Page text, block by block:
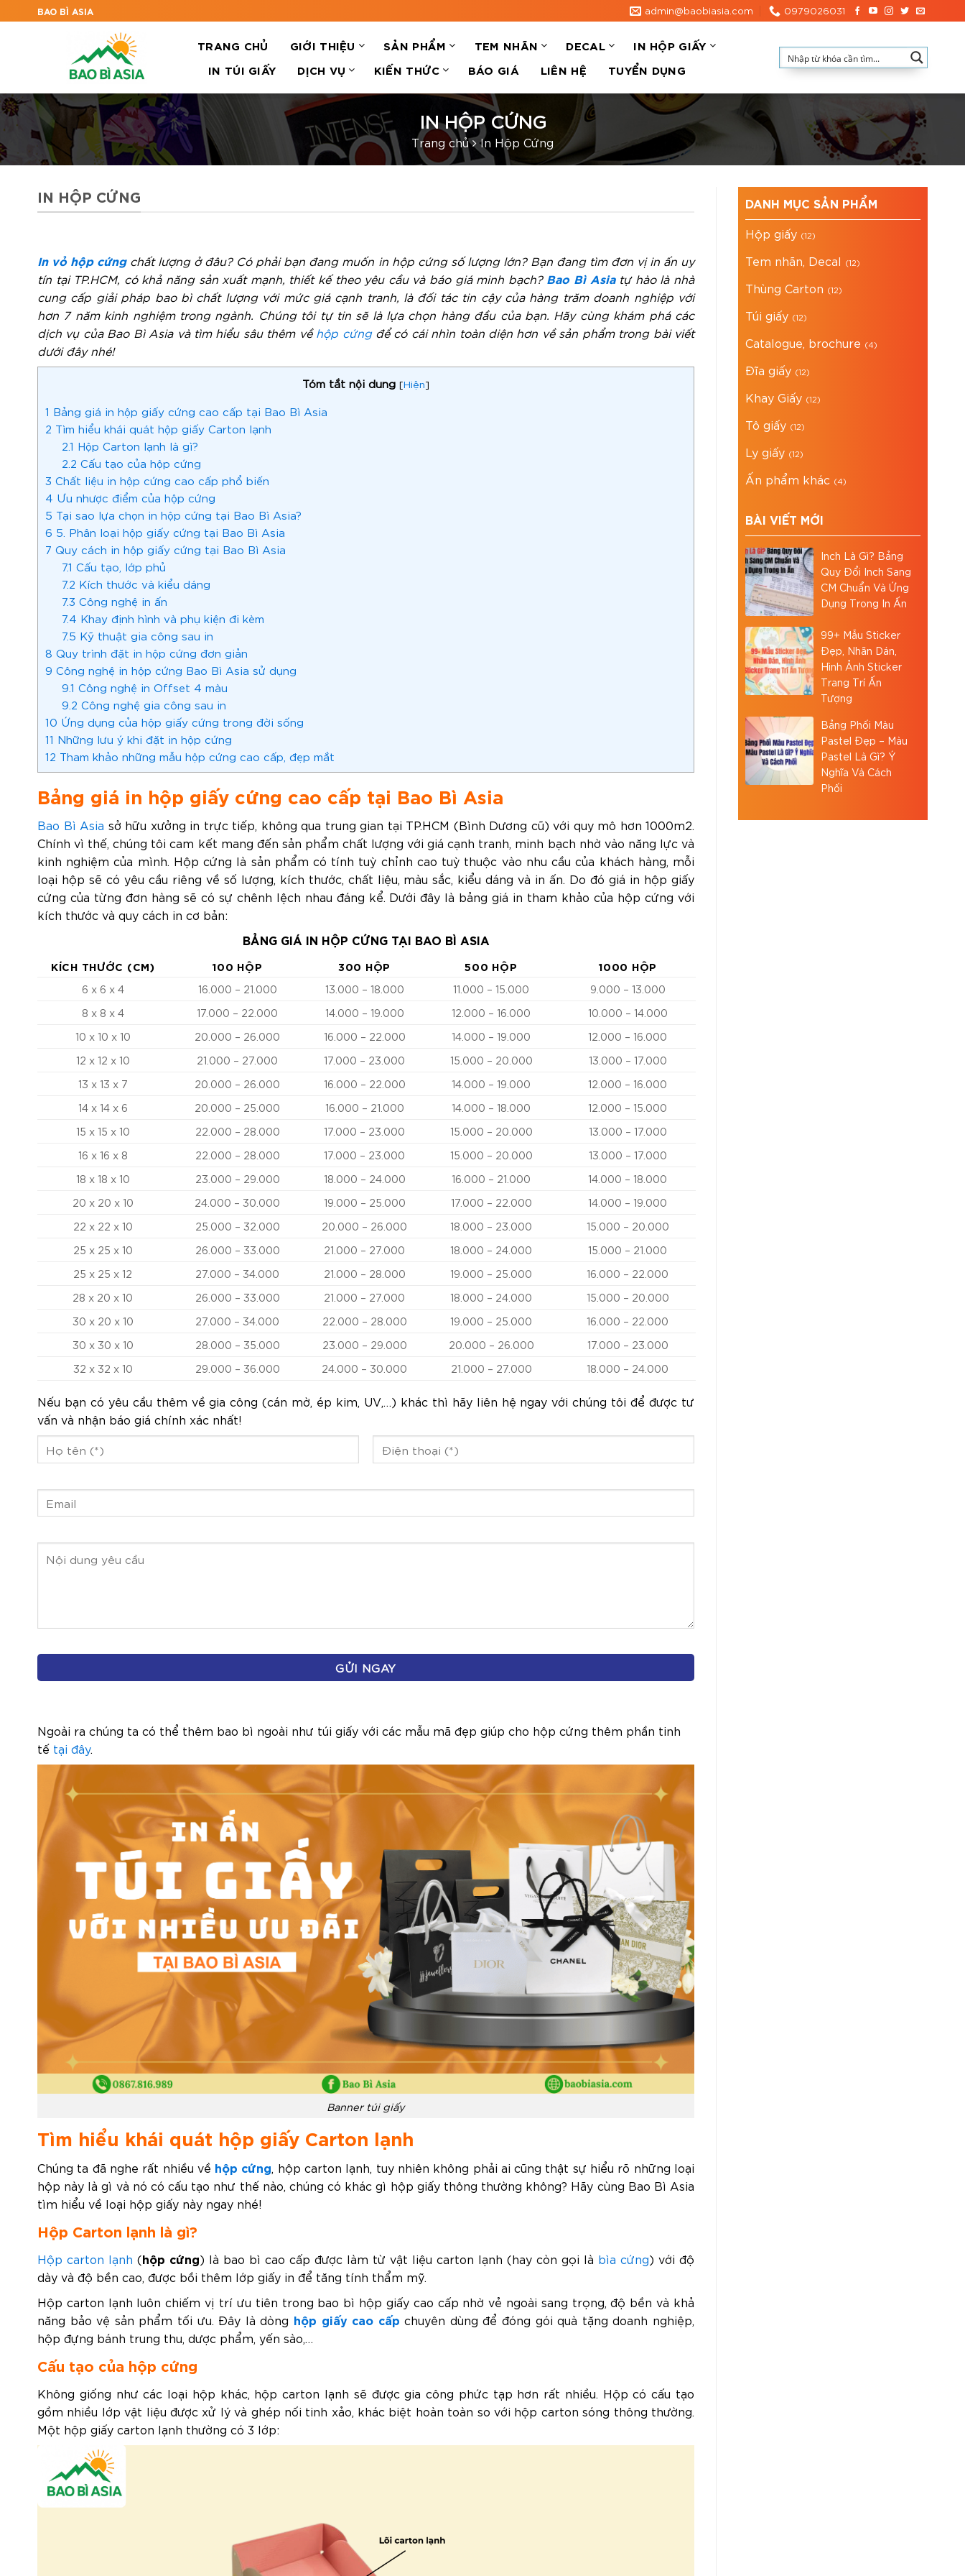
BAO BÌ ASIA admin@baobiasia.com 0979026031
TRANG CHỦ GIỚI THIỆU SẢN PHẨM TEM NHÃN DECAL
IN HỘP GIẤY
IN TÚI GIẤY
DỊCH VỤ KIẾN THỨC BÁO GIÁ LIÊN HỆ TUYỂN DỤNG
IN HỘP CỨNG
Trang chủ In Hộp Cứng
IN HỘP CỨNG
In vỏ hộp cứngchất lượng ở đâu? Có phải bạn đang muốn in hộp cứng số lượng lớn? Bạn đang tìm đơn vị in ấn uy
tín tại TP.HCM, có khả năng sản xuất mạnh, thiết kế theo yêu cầu và báo giá minh bạch? Bao Bì Asiatự hào là nhà
cung cấp giải pháp bao bì chất lượng với mức giá cạnh tranh, là đối tác tin cậy của hàng trăm doanh nghiệp với
hơn 7 năm kinh nghiệm trong ngành. Chúng tôi tự tin sẽ là lựa chọn hàng đầu của bạn. Hãy cùng khám phá các
dịch vụ của Bao Bì Asia và tìm hiểu sâu thêm về hộp cứngđể có cái nhìn toàn diện hơn về sản phẩm trong bài viết
dưới đây nhé!
Tóm tắt nội dung [Hiện]
1 Bảng giá in hộp giấy cứng cao cấp tại Bao Bì Asia
2 Tìm hiểu khái quát hộp giấy Carton lạnh
2.1 Hộp Carton lạnh là gì?
2.2 Cấu tạo của hộp cứng
3 Chất liệu in hộp cứng cao cấp phổ biến
4 Ưu nhược điểm của hộp cứng
5 Tại sao lựa chọn in hộp cứng tại Bao Bì Asia?
6 5. Phân loại hộp giấy cứng tại Bao Bì Asia
7 Quy cách in hộp giấy cứng tại Bao Bì Asia
7.1 Cấu tạo, lớp phủ
7.2 Kích thước và kiểu dáng
7.3 Công nghệ in ấn
7.4 Khay định hình và phụ kiện đi kèm
7.5 Kỹ thuật gia công sau in
8 Quy trình đặt in hộp cứng đơn giản
9 Công nghệ in hộp cứng Bao Bì Asia sử dụng
9.1 Công nghệ in Offset 4 màu
9.2 Công nghệ gia công sau in
10 Ứng dụng của hộp giấy cứng trong đời sống
11 Những lưu ý khi đặt in hộp cứng
12 Tham khảo những mẫu hộp cứng cao cấp, đẹp mắt
Bảng giá in hộp giấy cứng cao cấp tại Bao Bì Asia
Bao Bì Asia sở hữu xưởng in trực tiếp, không qua trung gian tại TP.HCM (Bình Dương cũ) với quy mô hơn 1000m2.
Chính vì thế, chúng tôi cam kết mang đến sản phẩm chất lượng với giá cạnh tranh, minh bạch nhờ vào năng lực và
kinh nghiệm của mình. Hộp cứng là sản phẩm có tính tuỳ chỉnh cao tuỳ thuộc vào nhu cầu của khách hàng, mỗi
loại hộp sẽ có yêu cầu riêng về số lượng, kích thước, chất liệu, màu sắc, kiểu dáng và in ấn. Do đó giá in hộp giấy
cứng của từng đơn hàng sẽ có sự chênh lệch nhau đáng kể. Dưới đây là bảng giá in tham khảo của hộp cứng với
kích thước và quy cách in cơ bản:
BẢNG GIÁ IN HỘP CỨNG TẠI BAO BÌ ASIA
KÍCH THƯỚC (CM) 100 HỘP 300 HỘP 500 HỘP 1000 HỘP
6 x 6 x 4 16.000 – 21.000 13.000 – 18.000 11.000 – 15.000
9.000 – 13.000
8 x 8 x 4
17.000 – 22.000 14.000 – 19.000 12.000 – 16.000
10.000 – 14.000
10 x 10 x 10
20.000 – 26.000 16.000 – 22.000 14.000 – 19.000
12.000 – 16.000
12 x 12 x 10
21.000 – 27.000 17.000 – 23.000 15.000 – 20.000
13.000 – 17.000
13 x 13 x 7
20.000 – 26.000 16.000 – 22.000 14.000 – 19.000
12.000 – 16.000
14 x 14 x 6
20.000 – 25.000 16.000 – 21.000 14.000 – 18.000
12.000 – 15.000
15 x 15 x 10
22.000 – 28.000 17.000 – 23.000 15.000 – 20.000
13.000 – 17.000
16 x 16 x 8
22.000 – 28.000 17.000 – 23.000 15.000 – 20.000
13.000 – 17.000
18 x 18 x 10
23.000 – 29.000 18.000 – 24.000 16.000 – 21.000
14.000 – 18.000
20 x 20 x 10
24.000 – 30.000 19.000 – 25.000 17.000 – 22.000
14.000 – 19.000
22 x 22 x 10
25.000 – 32.000 20.000 – 26.000 18.000 – 23.000
15.000 – 20.000
25 x 25 x 10
26.000 – 33.000 21.000 – 27.000 18.000 – 24.000
15.000 – 21.000
25 x 25 x 12
27.000 – 34.000 21.000 – 28.000 19.000 – 25.000
16.000 – 22.000
28 x 20 x 10
26.000 – 33.000 21.000 – 27.000 18.000 – 24.000
15.000 – 20.000
30 x 20 x 10
27.000 – 34.000 22.000 – 28.000 19.000 – 25.000
16.000 – 22.000
30 x 30 x 10
28.000 – 35.000 23.000 – 29.000 20.000 – 26.000
17.000 – 23.000
32 x 32 x 10
29.000 – 36.000 24.000 – 30.000 21.000 – 27.000 18.000 – 24.000
Nếu bạn có yêu cầu thêm về gia công (cán mờ, ép kim, UV,…) khác thì hãy liên hệ ngay với chúng tôi để được tư
vấn và nhận báo giá chính xác nhất!
Ngoài ra chúng ta có thể thêm bao bì ngoài như túi giấy với các mẫu mã đẹp giúp cho hộp cứng thêm phần tinh
tế tại đây.
Banner túi giấy
Tìm hiểu khái quát hộp giấy Carton lạnh
Chúng ta đã nghe rất nhiều về hộp cứng , hộp carton lạnh, tuy nhiên không phải ai cũng thật sự hiểu rõ những loại
hộp này là gì và nó có cấu tạo như thế nào, chúng có khác gì hộp giấy thông thường không? Hãy cùng Bao Bì Asia
tìm hiểu về loại hộp giấy này ngay nhé!
Hộp Carton lạnh là gì?
Hộp carton lạnh (hộp cứng) là bao bì cao cấp được làm từ vật liệu carton lạnh (hay còn gọi là bìa cứng) với độ
dày và độ bền cao, được bồi thêm lớp giấy in để tăng tính thẩm mỹ.
Hộp carton lạnh luôn chiếm vị trí ưu tiên trong bao bì hộp giấy cao cấp nhờ vẻ ngoài sang trọng, độ bền và khả
năng bảo vệ sản phẩm tối ưu. Đây là dòng hộp giấy cao cấp chuyên dùng để đóng gói quà tặng doanh nghiệp,
hộp đựng bánh trung thu, dược phẩm, yến sào,…
Cấu tạo của hộp cứng
Không giống như các loại hộp khác, hộp carton lạnh sẽ được gia công phức tạp hơn rất nhiều. Hộp có cấu tạo
gồm nhiều lớp vật liệu được xử lý và ghép nối tinh xảo, khác biệt hoàn toàn so với hộp carton sóng thông thường.
Một hộp giấy carton lạnh thường có 3 lớp:
DANH MỤC SẢN PHẨM
Hộp giấy (12)
Tem nhãn, Decal (12)
Thùng Carton (12)
Túi giấy (12)
Catalogue, brochure (4)
Đĩa giấy (12)
Khay Giấy (12)
Tô giấy (12)
Ly giấy (12)
Ấn phẩm khác (4)
BÀI VIẾT MỚI
Inch Là Gì? Bảng
Quy Đổi Inch Sang
CM Chuẩn Và Ứng
Dụng Trong In Ấn
99+ Mẫu Sticker
Đẹp, Nhãn Dán,
Hình Ảnh Sticker
Trang Trí Ấn
Tượng
Bảng Phối Màu
Pastel Đẹp – Màu
Pastel Là Gì? Ý
Nghĩa Và Cách
Phối